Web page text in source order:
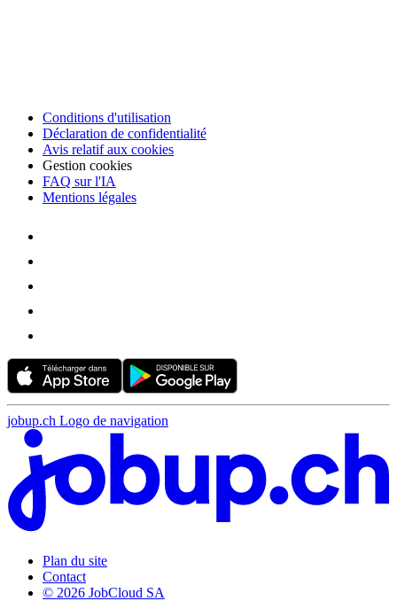
Conditions d'utilisation
Déclaration de confidentialité
Avis relatif aux cookies
Gestion cookies
FAQ sur l'IA
Mentions légales
jobup.ch Logo de navigation
Plan du site
Contact
© 2026 JobCloud SA